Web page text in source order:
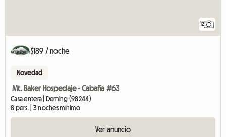
12
$189 / noche
Novedad
Mt. Baker Hospedaje - Cabaña #63
Casa entera | Deming (98244)
8 pers. | 3 noches mínimo
Ver anuncio